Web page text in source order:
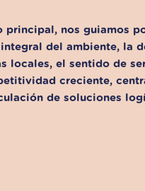
principal, nos guiamos
del ambiente, la
locales, el sentido de
creciente,
de soluciones